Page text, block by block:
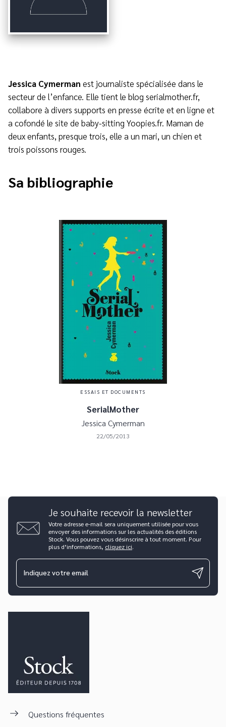
Jessica Cymerman est journaliste spécialisée dans le
secteur de l’enfance. Elle tient le blog serialmother.fr,
collabore à divers supports en presse écrite et en ligne et
a cofondé le site de baby-sitting Yoopies.fr. Maman de
deux enfants, presque trois, elle a un mari, un chien et
trois poissons rouges.
Sa bibliographie
ESSAIS ET DOCUMENTS
SerialMother
Jessica Cymerman
22/05/2013
Je souhaite recevoir la newsletter
Votre adresse e-mail sera uniquement utilisée pour vous
envoyer des informations sur les actualités des éditions
Stock. Vous pouvez vous désinscrire à tout moment. Pour
plus d’informations, cliquez ici.
Indiquez votre email
Questions fréquentes